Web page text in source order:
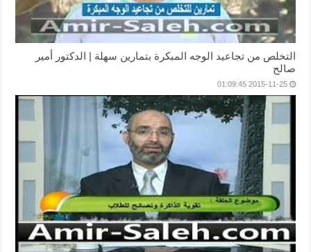
التخلص من تجاعيد الوجه المبكرة بتمارين سهلة | الدكتور أمير
صالح
2015-11-25 01:09:45